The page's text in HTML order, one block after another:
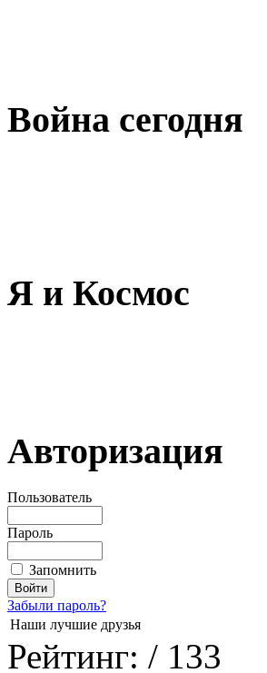
Война сегодня
Я и Космос
Авторизация
Пользователь
Пароль
Запомнить
Забыли пароль?
Наши лучшие друзья
Рейтинг: / 133